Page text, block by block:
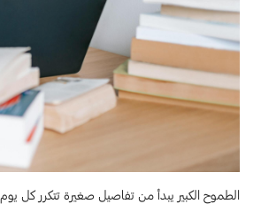
الطموح الكبير يبدأ من تفاصيل صغيرة تتكرر كل يوم